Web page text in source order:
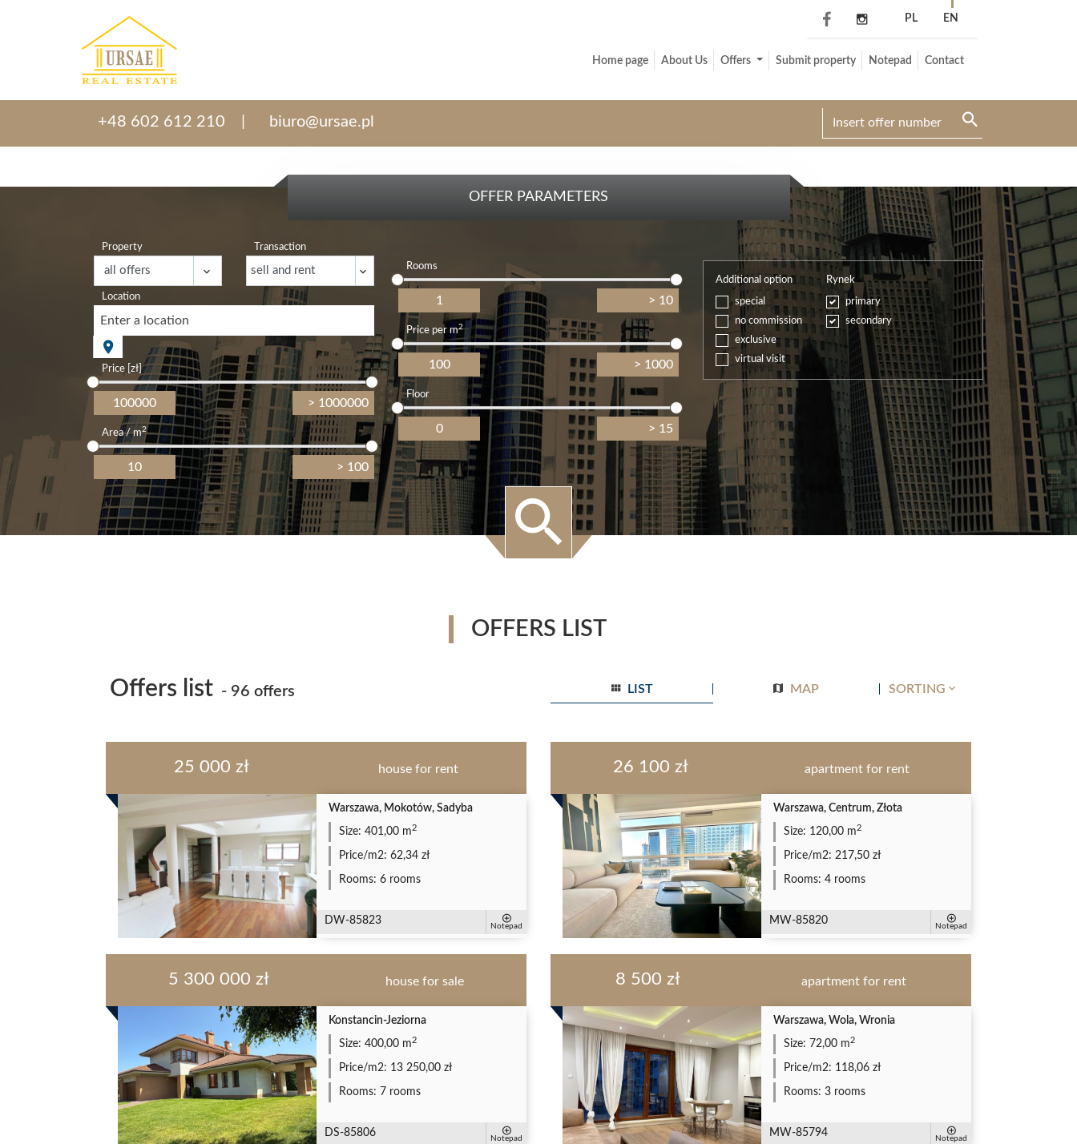
PL EN
Home page About Us Offers Submit property Notepad Contact
+48 602 612 210 biuro@ursae.pl
OFFER PARAMETERS
Property Transaction
Location
Enter a location
Price [zł]
Area / m2
Rooms
Price per m2
Floor
Additional option
special
no commission
exclusive
virtual visit
Rynek
primary
secondary
OFFERS LIST
Offers list - 96 offers LIST MAP SORTING
25 000 zł house for rent
Warszawa, Mokotów, Sadyba
Size: 401,00 m 2
Price/m2: 62,34 zł
Rooms: 6 rooms
DW-85823
Notepad
26 100 zł apartment for rent
Warszawa, Centrum, Złota
Size: 120,00 m 2
Price/m2: 217,50 zł
Rooms: 4 rooms
MW-85820
Notepad
5 300 000 zł house for sale
Konstancin-Jeziorna
Size: 400,00 m 2
Price/m2: 13 250,00 zł
Rooms: 7 rooms
DS-85806
Notepad
8 500 zł apartment for rent
Warszawa, Wola, Wronia
Size: 72,00 m 2
Price/m2: 118,06 zł
Rooms: 3 rooms
MW-85794
Notepad